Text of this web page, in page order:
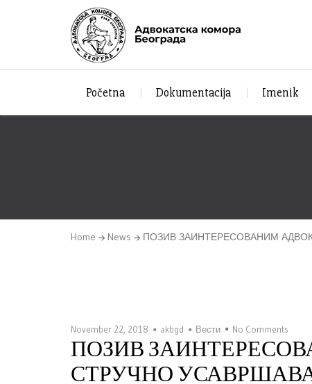
Početna Dokumentacija Imenik
Home News ПОЗИВ ЗАИНТЕРЕСОВАНИМ
November 22, 2018 akbgd Вести No Comments
ПОЗИВ
СТРУЧНО